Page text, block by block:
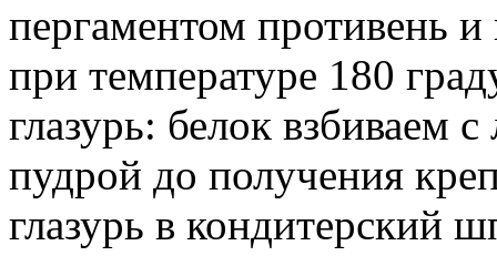
пергаментом противень
при температуре 180
глазурь: белок взбиваем
пудрой до получения
глазурь в кондитерский